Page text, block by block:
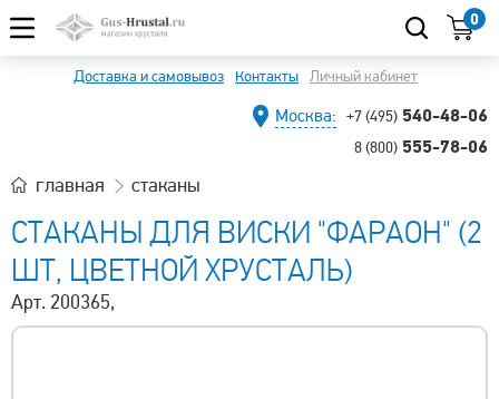
0
Доставка и самовывоз Контакты Личный кабинет
Москва: +7 (495) 540-48-06
8 (800) 555-78-06
главная стаканы
СТАКАНЫ ДЛЯ ВИСКИ "ФАРАОН" (2
ШТ, ЦВЕТНОЙ ХРУСТАЛЬ)
Арт. 200365,